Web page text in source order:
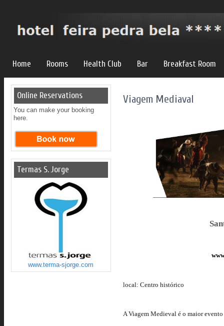
Home Rooms Health Club Bar Breakfast Room
Online Reservations
You can make your booking
here.
Termas S. Jorge
www.terma-sjorge.com
Viagem Mediaval
local: Centro histórico
A Viagem Medieval é o maior